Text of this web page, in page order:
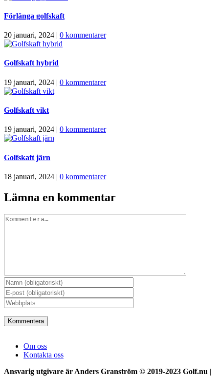
Förlänga golfskaft
20 januari, 2024 | 0 kommentarer
Golfskaft hybrid
19 januari, 2024 | 0 kommentarer
Golfskaft vikt
19 januari, 2024 | 0 kommentarer
Golfskaft järn
18 januari, 2024 | 0 kommentarer
Lämna en kommentar
Kommentar
Om oss
Kontakta oss
Ansvarig utgivare är Anders Granström © 2019-2023 Golf.nu |